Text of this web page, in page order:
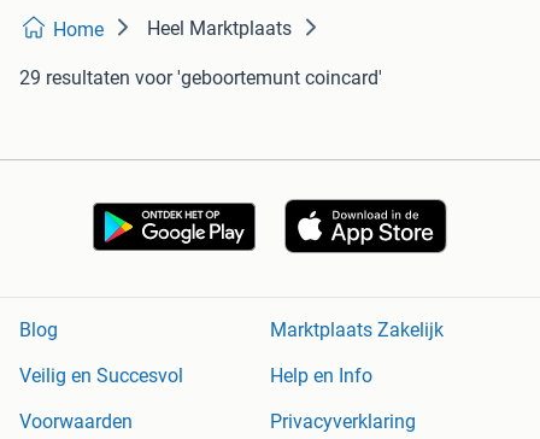
Home Heel Marktplaats
29 resultaten voor 'geboortemunt coincard'
Blog
Marktplaats Zakelijk
Veilig en Succesvol
Help en Info
Voorwaarden
Privacyverklaring